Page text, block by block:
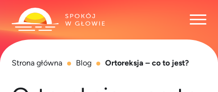
Strona główna Blog Ortoreksja – co to jest?